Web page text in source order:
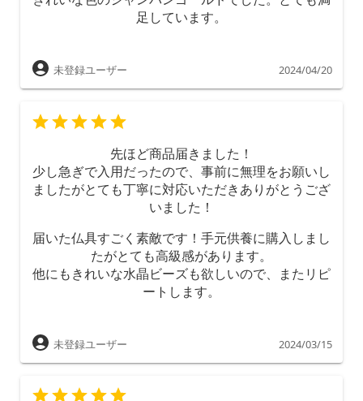
足しています。
未登録ユーザー 2024/04/20
先ほど商品届きました！
少し急ぎで入用だったので、事前に無理をお願いし
ましたがとても丁寧に対応いただきありがとうござ
いました！
届いた仏具すごく素敵です！手元供養に購入しまし
たがとても高級感があります。
他にもきれいな水晶ビーズも欲しいので、またリピ
ートします。
未登録ユーザー 2024/03/15